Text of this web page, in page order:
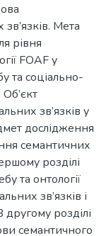
Мета
рівня
FOAF у
та соціально-
зв’язків у
дослідження
семантичних
розділі
та онтології
зв’язків і
розділі
семантичного